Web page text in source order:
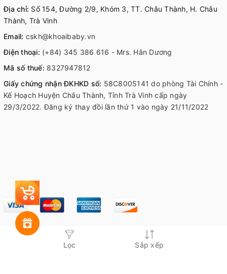
Lọc Sắp xếp
Địa chỉ: Số 154, Đường 2/9, Khóm 3, TT. Châu Thành, H. Châu
Thành, Trà Vinh
Email: cskh@khoaibaby.vn
Điện thoại: (+84) 345 386 616 - Mrs. Hân Dương
Mã số thuế: 8327947812
Giấy chứng nhận ĐKHKD số: 58C8005141 do phòng Tài Chính -
Kế Hoạch Huyện Châu Thành, Tỉnh Trà Vinh cấp ngày
29/3/2022. Đăng ký thay đồi lần thứ 1 vào ngày 21/11/2022